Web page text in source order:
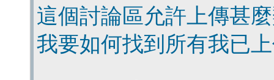
這個討論區允許上傳甚
我要如何找到所有我已